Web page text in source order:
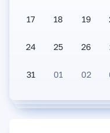
17 18 19
24 25 26
31 01 02